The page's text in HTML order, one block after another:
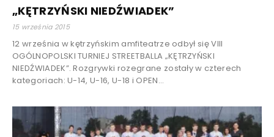
„KĘTRZYŃSKI NIEDŹWIADEK”
15 września 2015
12 września w kętrzyńskim amfiteatrze odbył się VIII
OGÓLNOPOLSKI TURNIEJ STREETBALLA „KĘTRZYŃSKI
NIEDŹWIADEK”. Rozgrywki rozegrane zostały w czterech
kategoriach: U-14, U-16, U-18 i OPEN...